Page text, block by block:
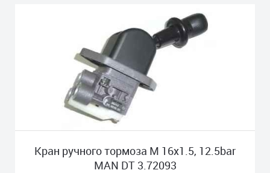
Кран ручного тормоза M 16x1.5, 12.5bar
MAN DT 3.72093